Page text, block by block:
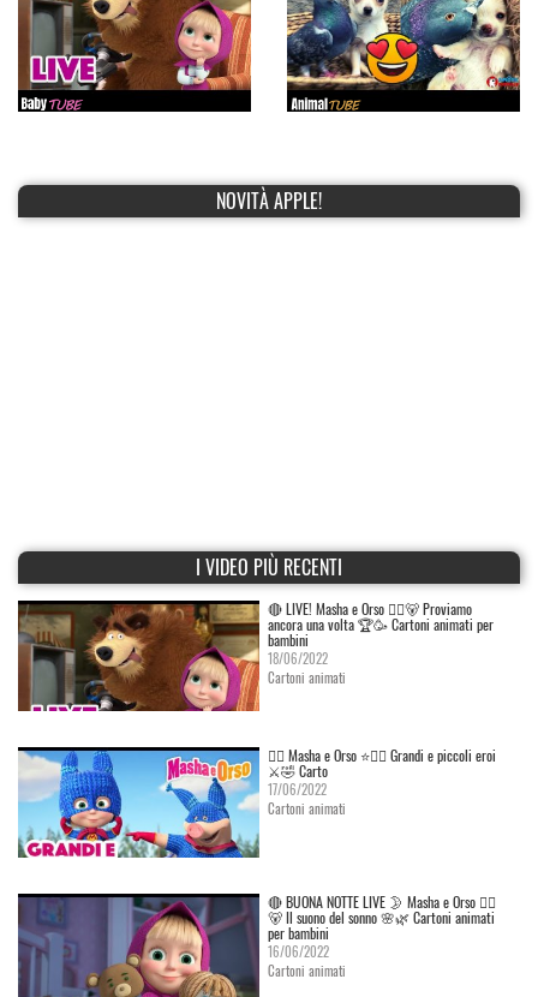
NOVITÀ APPLE!
I VIDEO PIÙ RECENTI
🔴 LIVE! Masha e Orso 👱‍♀️🐻 Proviamo
ancora una volta 🏆🥳 Cartoni animati per
bambini
18/06/2022
Cartoni animati
👱‍♀️ Masha e Orso ⭐🦸‍♀️ Grandi e piccoli eroi
⚔️🤣 Carto
17/06/2022
Cartoni animati
🔴 BUONA NOTTE LIVE 🌛 Masha e Orso 👱‍♀️
🐻 Il suono del sonno 🌸🌿 Cartoni animati
per bambini
16/06/2022
Cartoni animati